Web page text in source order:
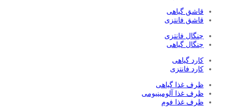
قاشق گیاهی
قاشق فانتزی
چنگال فانتزی
چنگال گیاهی
کارد گیاهی
کارد فانتزی
ظرف غذا گیاهی
ظرف غذا آلومینیومی
ظرف غذا فوم